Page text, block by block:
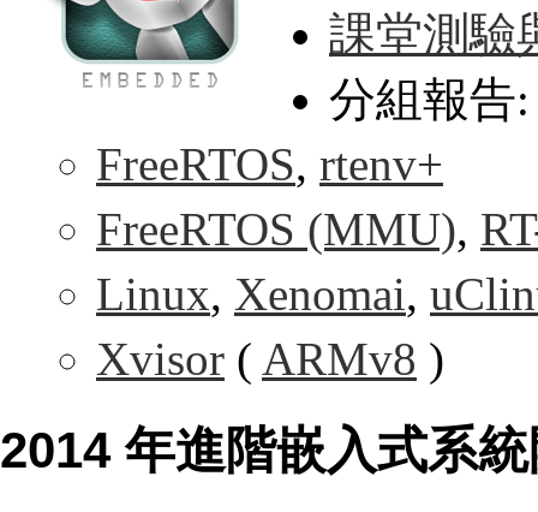
課堂測驗
分組報告:
FreeRTOS, rtenv+
FreeRTOS (MMU),
Linux, Xenomai,
Xvisor ( ARMv8 )
2014 年進階嵌入式系